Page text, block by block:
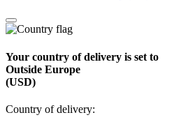
Your country of delivery is set to
Outside Europe
(USD)
Country of delivery: